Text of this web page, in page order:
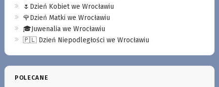
🌷Dzień Kobiet we Wrocławiu
🌹Dzień Matki we Wrocławiu
🎓Juwenalia we Wrocławiu
🇵🇱 Dzień Niepodległości we Wrocławiu
POLECANE